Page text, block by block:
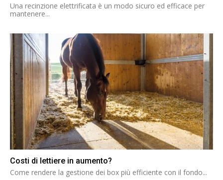
Una recinzione elettrificata è un modo sicuro ed efficace per
mantenere...
Costi di lettiere in aumento?
Come rendere la gestione dei box più efficiente con il fondo...